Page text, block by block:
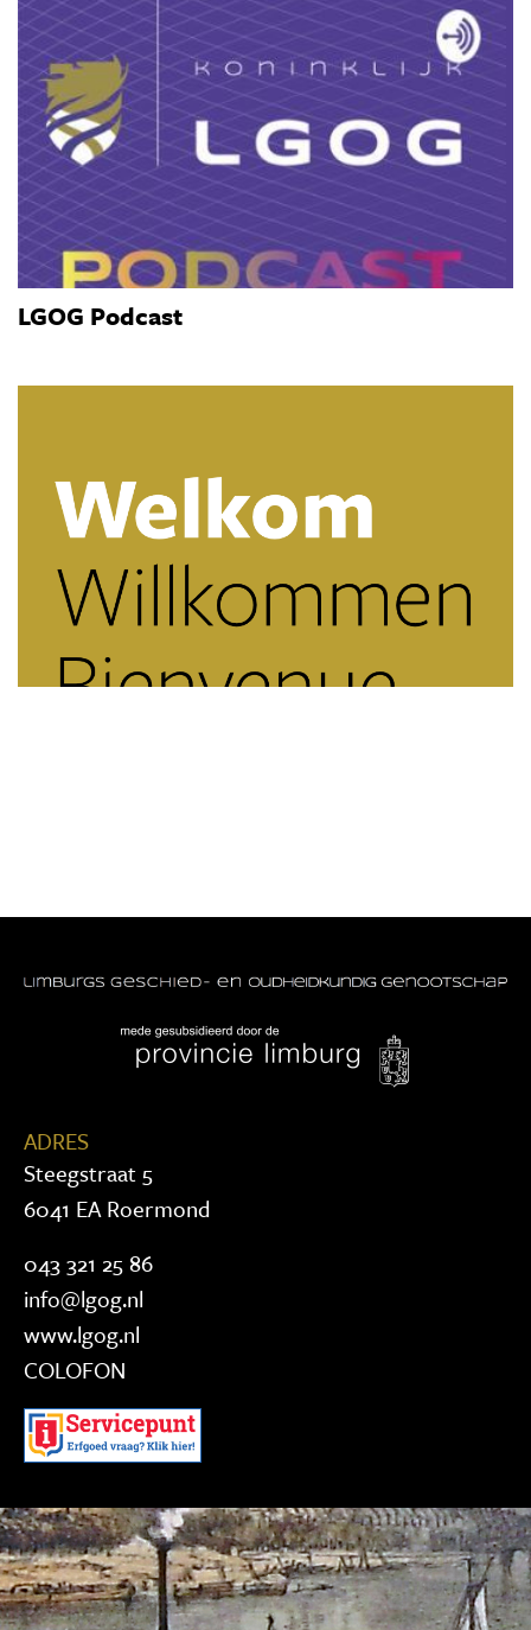
LGOG Podcast
ADRES
Steegstraat 5
6041 EA Roermond
043 321 25 86
info@lgog.nl
www.lgog.nl
COLOFON